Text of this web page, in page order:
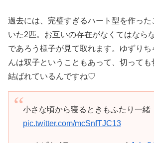
過去には、完璧すぎるハート型を作った
いた2匹。お互いの存在がなくてはなら
であろう様子が見て取れます。ゆずりち
んは双子ということもあって、切って
結ばれているんですね♡
小さな頃から寝るときもふたり一緒
pic.twitter.com/mcSnfTJC13